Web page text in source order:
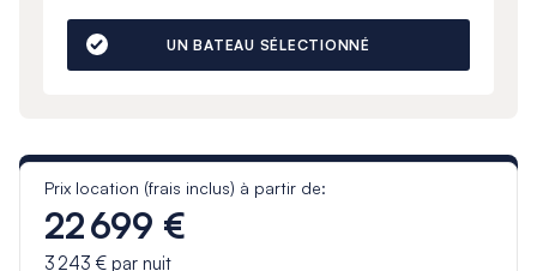
UN BATEAU SÉLECTIONNÉ
Prix location (frais inclus) à partir de:
22 699 €
3 243 €par nuit